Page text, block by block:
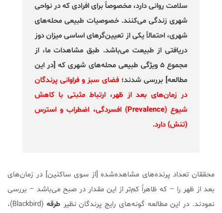
سلامت روانی دارد، مخصوصاً برای افرادی که در نواحی
شهری زندگی می‌کنند. خصوصیات طبیعی محله‌های
شهری، احتمالاً یکی از تعیین‌گرهای اساسی میزان دوز
دریافتی از طبیعت می‌باشد. طبق مشاهدات ما، از
مجموع ۵ ویژگی طبیعی محله‌های شهری که [در این
مطالعه] بررسی شدند؛فضای سبز و فراوانی پرندگان
در زمان‌های بعد از ظهر، ارتباط مثبتی با کاهش
شیوع (Prevalence) افسردگی، اضطراب و استرس
(تنش) دارد.
محققان تعداد پرنده‌های مشاهده‌شده [از سوی ساکنین] در زمان‌های
بعد از ظهر را – که ظاهراً کم‌تر از این مقدار در صبح می‌باشد – بررسی
نمودند. در این مطالعه گونه‌های رایج پرندگان نظیر طرقه (Blackbird)،